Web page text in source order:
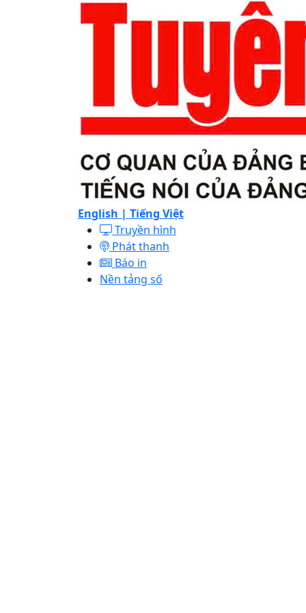
English | Tiếng Việt
Truyền hình
Phát thanh
Báo in
Nền tảng số